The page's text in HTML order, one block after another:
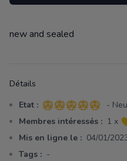
Description
new and sealed
Détails
Etat : 5 sur 5 étoiles
-
Membres intéressés : 1 x
Mis en ligne le : 04/01/
Tags : -